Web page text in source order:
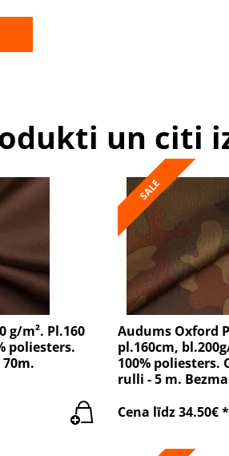
un citi
g/m². Pl.160
poliesters.
SALE
Audums Oxford
pl.160cm,
100% poliesters.
rulli - 5 m.
Cena līdz 34.50€ *